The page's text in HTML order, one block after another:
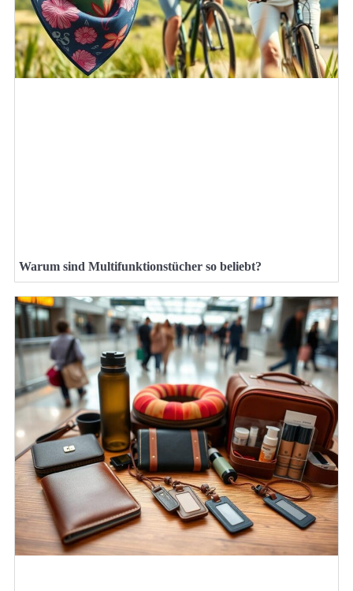
Warum sind Multifunktionstücher so beliebt?